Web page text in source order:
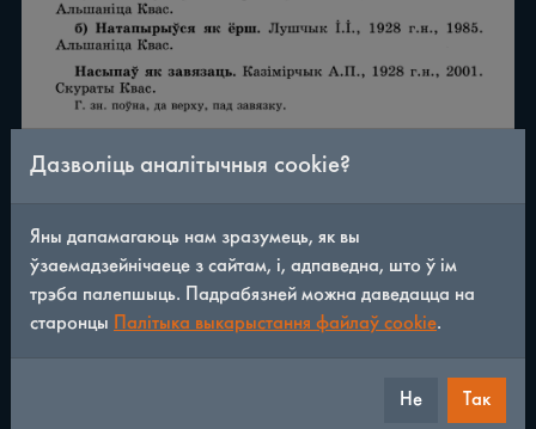
◀ / 290 ▶
ПАРАЎНАННІ 247 Наклаў як дроў. Мяцечка У.А., 1923
г.н., 2003. Мілейкі Міл. "Паршука закалоў, то наклаў сала
ў кубеляц як дроў" (прыклад інф.). Наклаў (насыпаў) як
падняць. Зыбайла C.A., 1909 г.н., 1984. Бялавічы Кос. Г.
зн. многа, пад завязку, як здужае падняць. Наляцелі як
Дазволіць аналітычныя cookie?
Яны дапамагаюць нам зразумець, як вы
ўзаемадзейнічаеце з сайтам, і, адпаведна, што ў ім
трэба палепшыць. Падрабязней можна даведацца на
старонцы
Палітыка выкарыстання файлаў cookie.
Не Так